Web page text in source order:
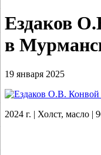
Ездаков
в
19 января 2025
2024 г. | Холст, масло |